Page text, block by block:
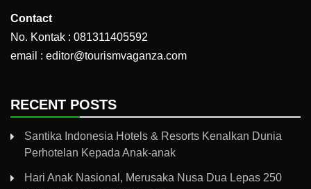
Contact
No. Kontak : 081311405592
email : editor@tourismvaganza.com
RECENT POSTS
Santika Indonesia Hotels & Resorts Kenalkan Dunia
Perhotelan Kepada Anak-anak
Hari Anak Nasional, Merusaka Nusa Dua Lepas 250